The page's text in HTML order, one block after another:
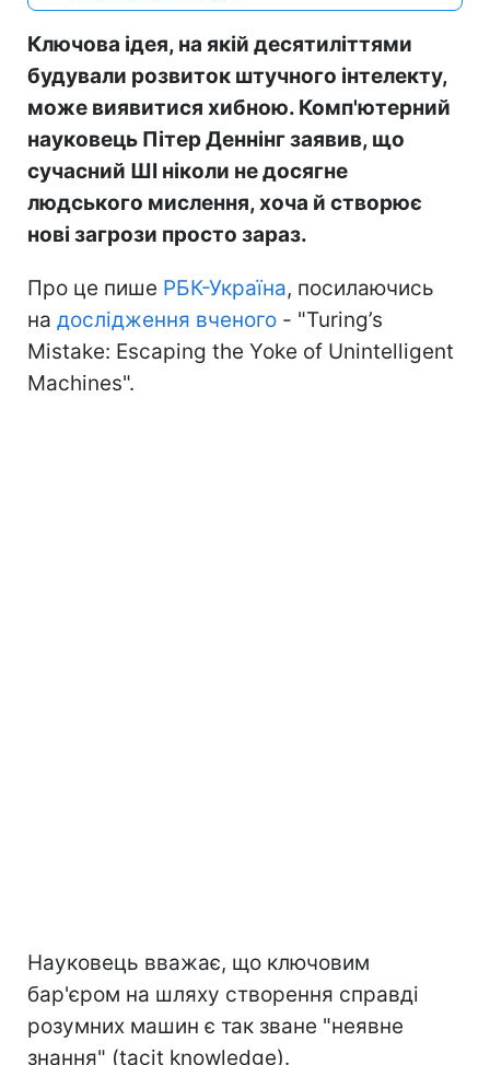
Ключова ідея, на якій десятиліттями
будували розвиток штучного інтелекту,
може виявитися хибною. Комп'ютерний
науковець Пітер Деннінг заявив, що
сучасний ШІ ніколи не досягне
людського мислення, хоча й створює
нові загрози просто зараз.
Про це пише РБК-Україна, посилаючись
на дослідження вченого - "Turing’s
Mistake: Escaping the Yoke of Unintelligent
Machines".
Науковець вважає, що ключовим
бар'єром на шляху створення справді
розумних машин є так зване "неявне
знання" (tacit knowledge).